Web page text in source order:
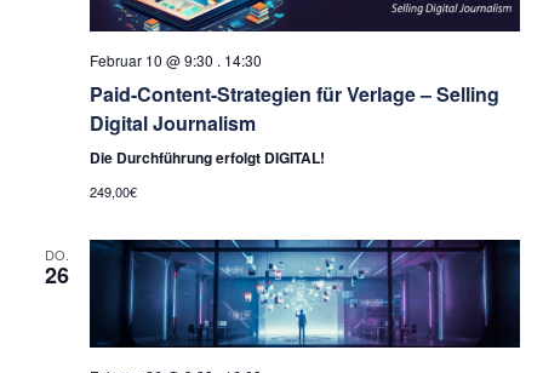
Februar 10 @ 9:30 . 14:30
Paid-Content-Strategien für Verlage – Selling
Digital Journalism
Die Durchführung erfolgt DIGITAL!
249,00€
DO.
26